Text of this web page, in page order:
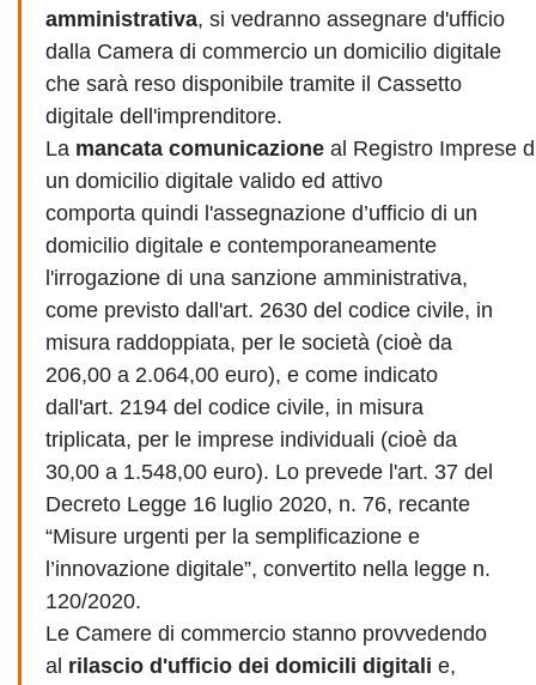
amministrativa, si vedranno assegnare d'ufficio
dalla Camera di commercio un domicilio digitale
che sarà reso disponibile tramite il Cassetto
digitale dell'imprenditore.
La mancata comunicazione al Registro Imprese
un domicilio digitale valido ed attivo
comporta quindi l'assegnazione d’ufficio di un
domicilio digitale e contemporaneamente
l'irrogazione di una sanzione amministrativa,
come previsto dall'art. 2630 del codice civile, in
misura raddoppiata, per le società (cioè da
206,00 a 2.064,00 euro), e come indicato
dall'art. 2194 del codice civile, in misura
triplicata, per le imprese individuali (cioè da
30,00 a 1.548,00 euro). Lo prevede l'art. 37 del
Decreto Legge 16 luglio 2020, n. 76, recante
“Misure urgenti per la semplificazione e
l’innovazione digitale”, convertito nella legge n.
120/2020.
Le Camere di commercio stanno provvedendo
al rilascio d'ufficio dei domicili digitali e,